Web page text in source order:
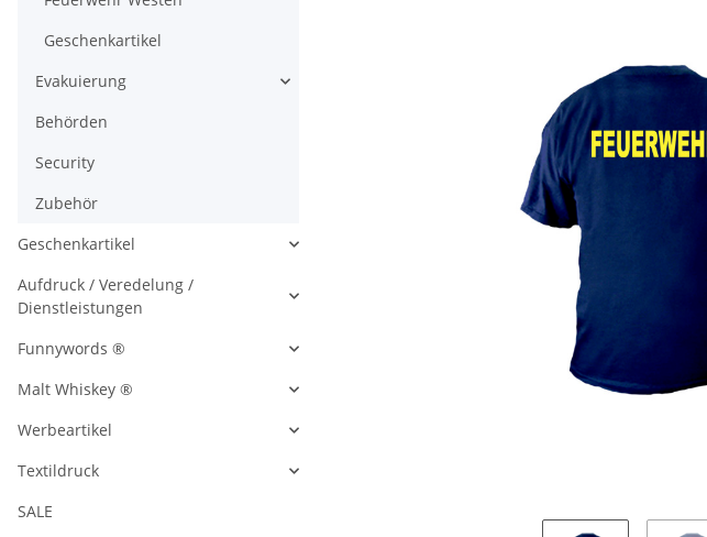
Geschenkartikel
Evakuierung
Behörden
Security
Zubehör
Geschenkartikel
Aufdruck / Veredelung /
Dienstleistungen
Funnywords ®
Malt Whiskey ®
Werbeartikel
Textildruck
SALE